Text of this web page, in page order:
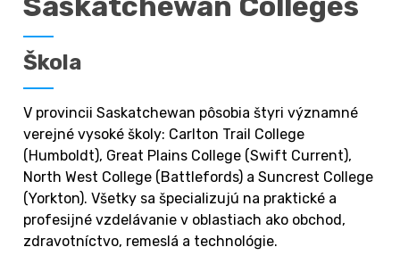
Škola
V provincii Saskatchewan pôsobia štyri významné
verejné vysoké školy: Carlton Trail College
(Humboldt), Great Plains College (Swift Current),
North West College (Battlefords) a Suncrest College
(Yorkton). Všetky sa špecializujú na praktické a
profesijné vzdelávanie v oblastiach ako obchod,
zdravotníctvo, remeslá a technológie.